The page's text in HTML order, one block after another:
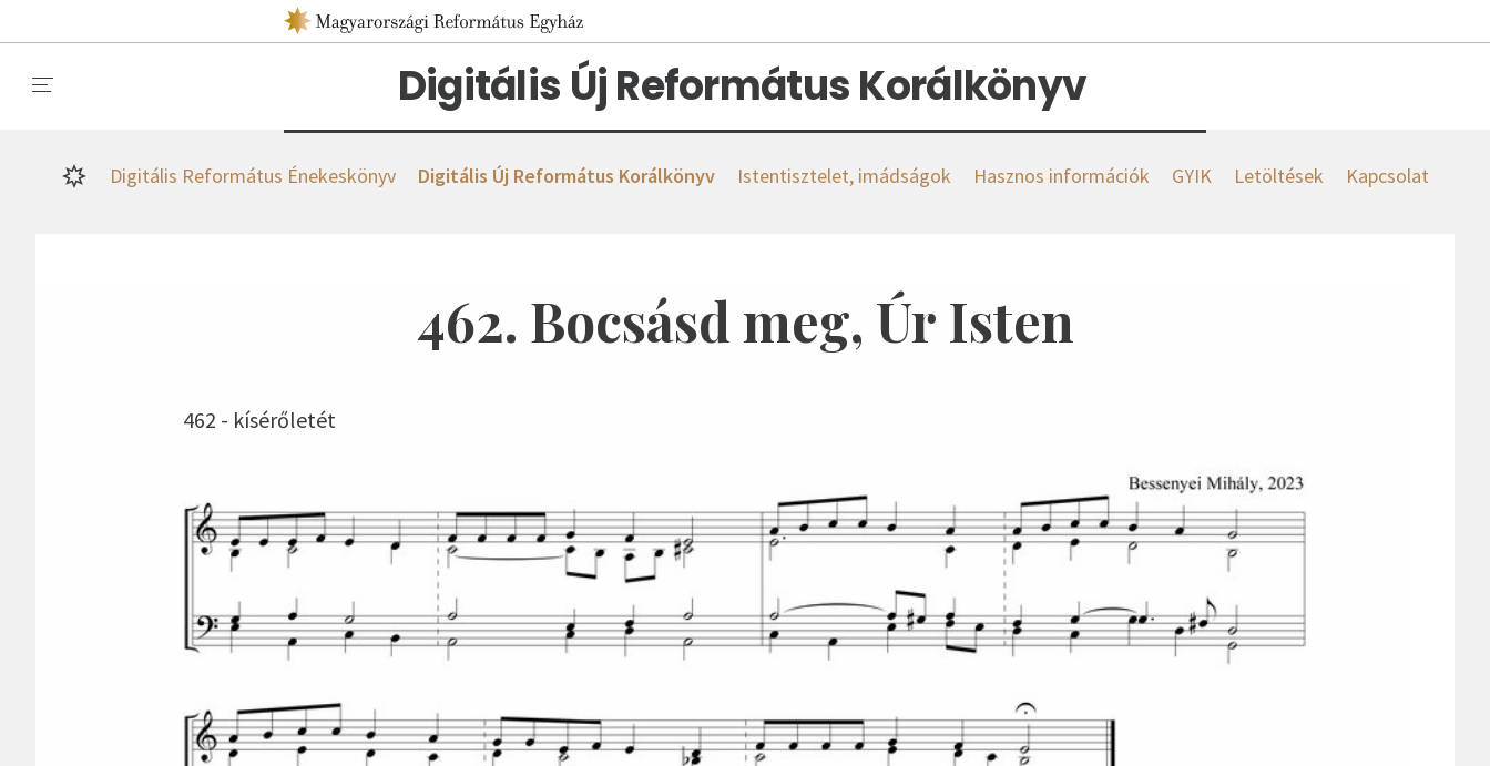
Digitális Új Református Korálkönyv
Digitális Református Énekeskönyv Digitális Új Református Korálkönyv Istentisztelet, imádságok Hasznos információk GYIK Letöltések Kapcsolat
462. Bocsásd meg, Úr Isten
462 - kísérőletét